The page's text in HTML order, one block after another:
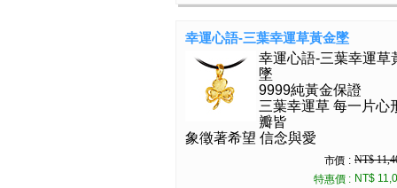
幸運心語-三葉幸運草黃金墜
幸運心語-三葉幸運草
墜
9999純黃金保證
三葉幸運草 每一片心
瓣皆
象徵著希望 信念與愛
市價 : NT$
特惠價 : NT$